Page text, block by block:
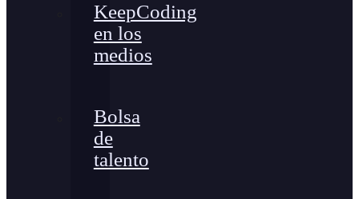
KeepCoding
en los
medios
Bolsa
de
talento